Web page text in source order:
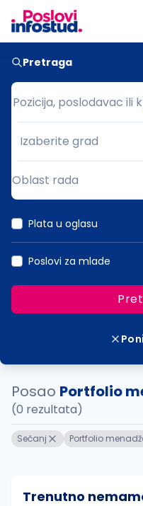
Pretraga
Pozicija, poslodavac ili
Pozicija, poslodavac ili
Grad
Izaberite grad
Oblast rada
Plata u oglasu
Poslovi za mlade
Posao Portfolio
(0 rezultata)
Sečanj Portfolio
Trenutno